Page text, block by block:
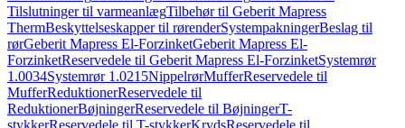
Tilslutninger til varmeanlægTilbehør til Geberit Mapress
ThermBeskyttelseskapper til rørenderSystempakningerBeslag til
rørGeberit Mapress El-ForzinketGeberit Mapress El-
ForzinketReservedele til Geberit Mapress El-ForzinketSystemrør
1.0034Systemrør 1.0215NippelrørMufferReservedele til
MufferReduktionerReservedele til
ReduktionerBøjningerReservedele til BøjningerT-
stykkerReservedele til T-stykkerKrydsReservedele til